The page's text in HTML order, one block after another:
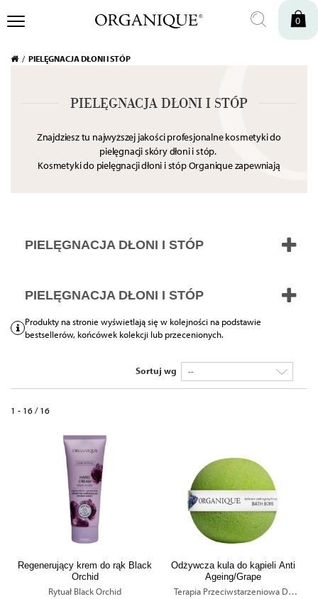
0
PIELĘGNACJA DŁONI I STÓP
PIELĘGNACJA DŁONI I STÓP
Znajdziesz tu najwyższej jakości profesjonalne kosmetyki do
pielęgnacji skóry dłoni i stóp.
Kosmetyki do pielęgnacji dłoni i stóp Organique zapewniają
PIELĘGNACJA DŁONI I STÓP
PIELĘGNACJA DŁONI I STÓP
Produkty na stronie wyświetlają się w kolejności na podstawie
bestsellerów, końcówek kolekcji lub przecenionych.
Sortuj wg --
1 - 16 / 16
Regenerujący krem do rąk Black
Orchid
Rytuał Black Orchid
Odżywcza kula do kąpieli Anti
Ageing/Grape
Terapia Przeciwstarzeniowa Do